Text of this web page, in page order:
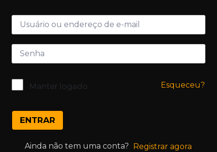
Manter logado Esqueceu?
ENTRAR
Ainda não tem uma conta? Registrar agora